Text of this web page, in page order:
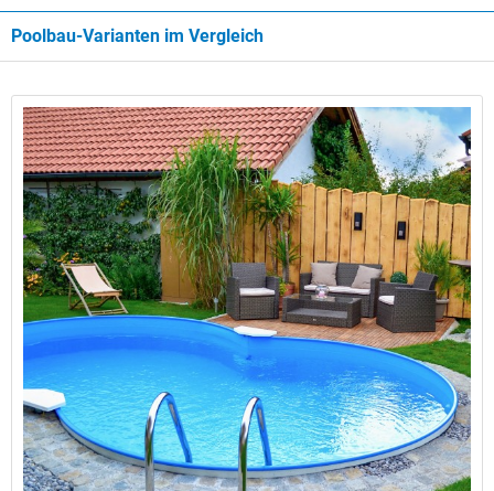
Poolbau-Varianten im Vergleich